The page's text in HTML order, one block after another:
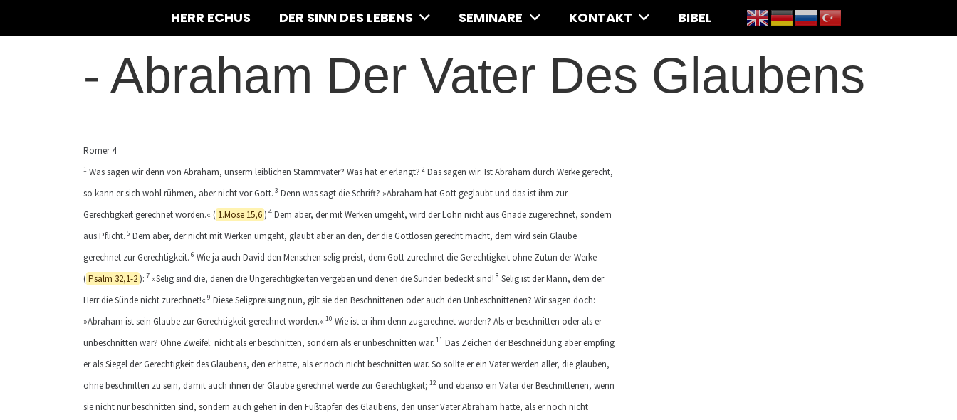
HERR ECHUS DER SINN DES LEBENS SEMINARE KONTAKT BIBEL
- Abraham Der Vater Des Glaubens
Römer 4
1 Was sagen wir denn von Abraham, unserm leiblichen Stammvater? Was hat er erlangt? 2 Das sagen wir: Ist Abraham durch Werke gerecht,
so kann er sich wohl rühmen, aber nicht vor Gott. 3 Denn was sagt die Schrift? »Abraham hat Gott geglaubt und das ist ihm zur
Gerechtigkeit gerechnet worden.« ( 1.Mose 15,6) 4Dem aber, der mit Werken umgeht, wird der Lohn nicht aus Gnade zugerechnet, sondern
aus Pflicht. 5 Dem aber, der nicht mit Werken umgeht, glaubt aber an den, der die Gottlosen gerecht macht, dem wird sein Glaube
gerechnet zur Gerechtigkeit. 6 Wie ja auch David den Menschen selig preist, dem Gott zurechnet die Gerechtigkeit ohne Zutun der Werke
(Psalm 32,1-2): 7»Selig sind die, denen die Ungerechtigkeiten vergeben und denen die Sünden bedeckt sind! 8 Selig ist der Mann, dem der
Herr die Sünde nicht zurechnet!« 9 Diese Seligpreisung nun, gilt sie den Beschnittenen oder auch den Unbeschnittenen? Wir sagen doch:
»Abraham ist sein Glaube zur Gerechtigkeit gerechnet worden.« 10 Wie ist er ihm denn zugerechnet worden? Als er beschnitten oder als er
unbeschnitten war? Ohne Zweifel: nicht als er beschnitten, sondern als er unbeschnitten war. 11 Das Zeichen der Beschneidung aber empfing
er als Siegel der Gerechtigkeit des Glaubens, den er hatte, als er noch nicht beschnitten war. So sollte er ein Vater werden aller, die glauben,
ohne beschnitten zu sein, damit auch ihnen der Glaube gerechnet werde zur Gerechtigkeit; 12 und ebenso ein Vater der Beschnittenen, wenn
sie nicht nur beschnitten sind, sondern auch gehen in den Fußtapfen des Glaubens, den unser Vater Abraham hatte, als er noch nicht